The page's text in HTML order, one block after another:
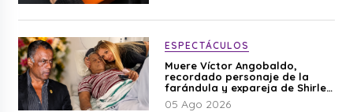
ESPECTÁCULOS
Muere Víctor Angobaldo,
recordado personaje de la
farándula y expareja de Shirley
Cherres
05 Ago 2026